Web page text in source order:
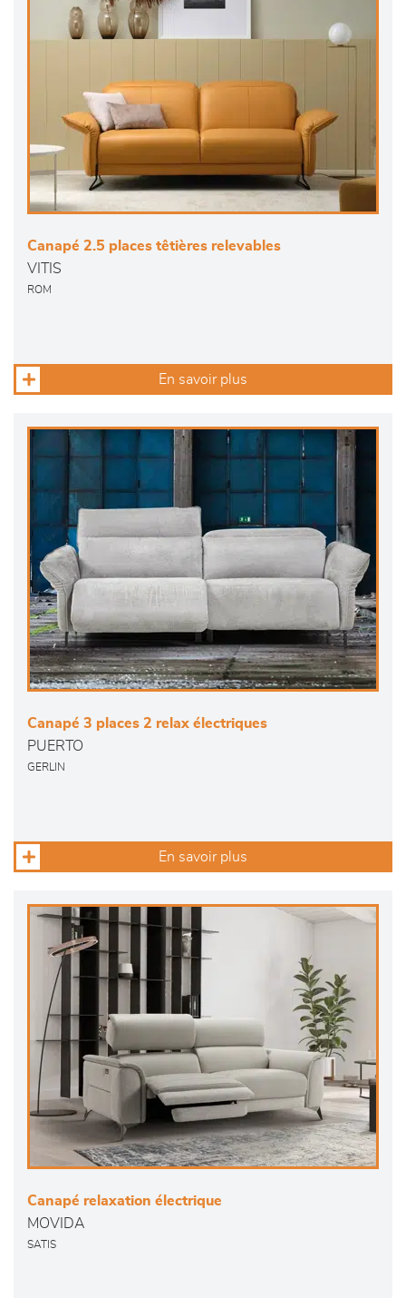
Canapé 2.5 places têtières relevables
VITIS
ROM
En savoir plus
Canapé 3 places 2 relax électriques
PUERTO
GERLIN
En savoir plus
Canapé relaxation électrique
MOVIDA
SATIS